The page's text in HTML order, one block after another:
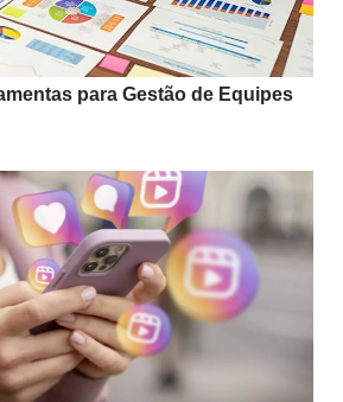
para Gestão de Equipes